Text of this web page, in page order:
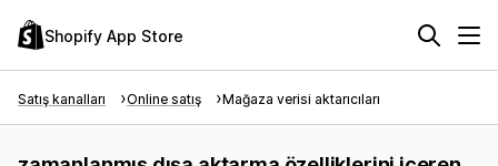
Shopify App Store
Satış kanalları Online satış Mağaza verisi aktarıcıları